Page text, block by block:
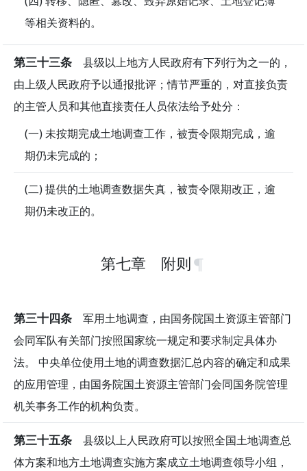
等相关资料的。
第三十三条 县级以上地方人民政府有下列行为之一的，
由上级人民政府予以通报批评；情节严重的，对直接负责
的主管人员和其他直接责任人员依法给予处分：
(一) 未按期完成土地调查工作，被责令限期完成，逾
期仍未完成的；
(二) 提供的土地调查数据失真，被责令限期改正，逾
期仍未改正的。
第七章 附则
第三十四条 军用土地调查，由国务院国土资源主管部门
会同军队有关部门按照国家统一规定和要求制定具体办
法。 中央单位使用土地的调查数据汇总内容的确定和成果
的应用管理，由国务院国土资源主管部门会同国务院管理
机关事务工作的机构负责。
第三十五条 县级以上人民政府可以按照全国土地调查总
体方案和地方土地调查实施方案成立土地调查领导小组，